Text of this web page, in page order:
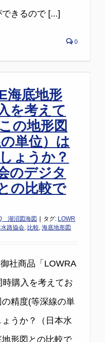
きるので [...]
0
海底地形
を考えて
の地形図
単位）は
ょうか？
のデジタ
の比較で
湖沼図海図 タグ: LOWR
水路協会, 比較, 海底地形図
社商品「LOWRA
購入を考えてお
精度(等深線の単
うか？（日本水
形図との比較で